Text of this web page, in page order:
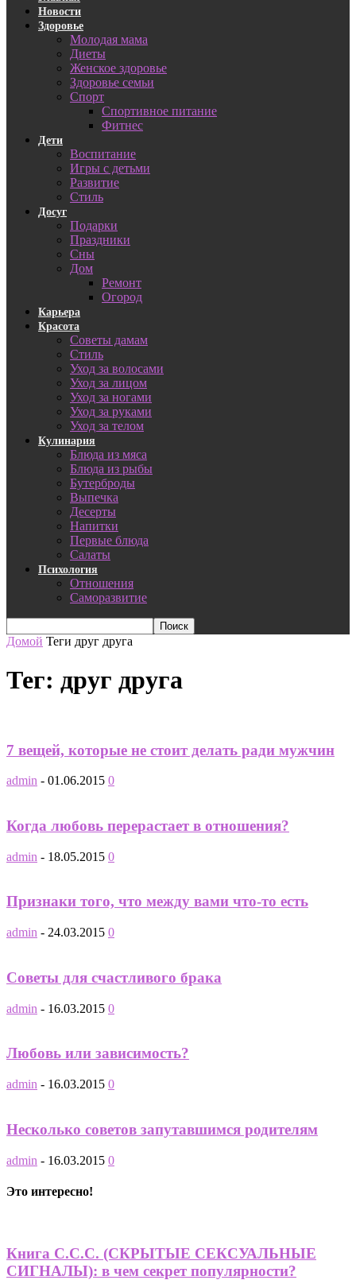
Новости
Здоровье
Молодая мама
Диеты
Женское здоровье
Здоровье семьи
Спорт
Спортивное питание
Фитнес
Дети
Воспитание
Игры с детьми
Развитие
Стиль
Досуг
Подарки
Праздники
Сны
Дом
Ремонт
Огород
Карьера
Красота
Советы дамам
Стиль
Уход за волосами
Уход за лицом
Уход за ногами
Уход за руками
Уход за телом
Кулинария
Блюда из мяса
Блюда из рыбы
Бутерброды
Выпечка
Десерты
Напитки
Первые блюда
Салаты
Психология
Отношения
Саморазвитие
Домой Теги друг друга
Тег: друг друга
7 вещей, которые не стоит делать ради мужчин
admin - 01.06.2015 0
Когда любовь перерастает в отношения?
admin - 18.05.2015 0
Признаки того, что между вами что-то есть
admin - 24.03.2015 0
Советы для счастливого брака
admin - 16.03.2015 0
Любовь или зависимость?
admin - 16.03.2015 0
Несколько советов запутавшимся родителям
admin - 16.03.2015 0
Это интересно!
Книга С.С.С. (СКРЫТЫЕ СЕКСУАЛЬНЫЕ
СИГНАЛЫ): в чем секрет популярности?